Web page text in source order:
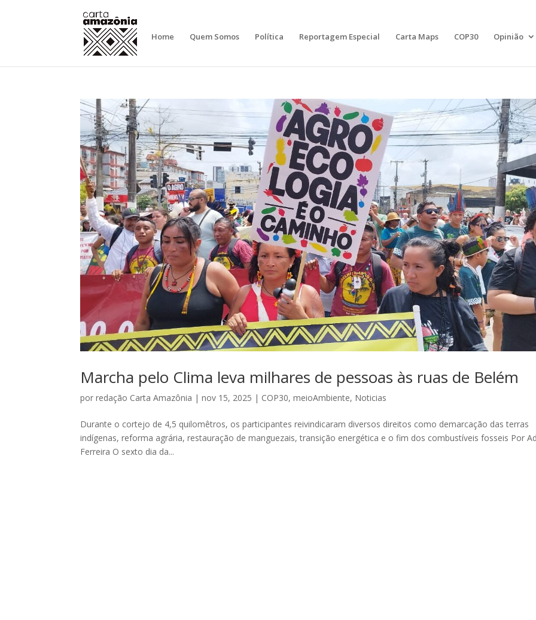
Home Quem Somos Política Reportagem Especial Carta Maps COP30 Opinião
Marcha pelo Clima leva milhares de pessoas às ruas de Belém
porredação Carta Amazônia |nov 15, 2025 | COP30,meioAmbiente, Noticias
Durante o cortejo de 4,5 quilomêtros, os participantes reivindicaram diversos direitos como demarcação das terras
indígenas, reforma agrária, restauração de manguezais, transição energética e o fim dos combustíveis fosseis Por
Ferreira O sexto dia da...